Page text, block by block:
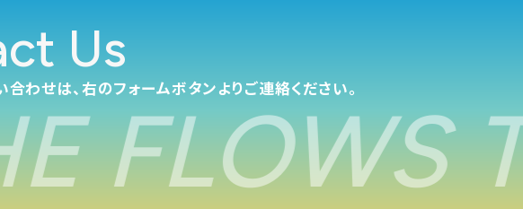
Us
わせは、右のフォームボタンよりご連絡ください。
FLOWS